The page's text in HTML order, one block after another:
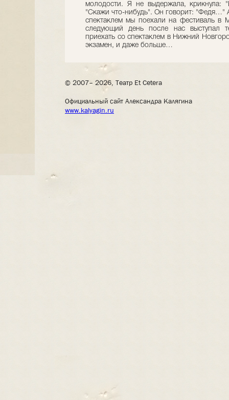
молодости. Я не выдержала,
"Скажи что-нибудь". Он говорит: "Федя…"
спектаклем мы поехали на фестиваль
следующий день после нас выступал
приехать со спектаклем в Нижний
экзамен, и даже больше…
© 2007– 2026, Театр Et Cetera
Официальный сайт Александра Калягина
www.kalyagin.ru